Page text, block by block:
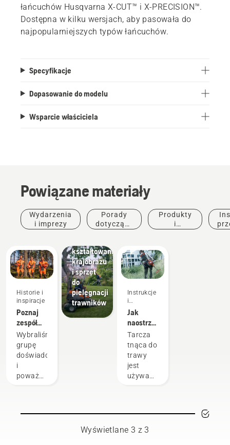
łańcuchów Husqvarna X-CUT™ i X-PRECISION™.
Dostępna w kilku wersjach, aby pasowała do
najpopularniejszych typów łańcuchów.
Specyfikacje
Dopasowanie do modelu
Wsparcie właściciela
Powiązane materiały
Wydarzenia
i imprezy
Porady
dotyczące
Produkty
i
Historie i
inspiracje
Poznaj
zespół
Husqvarna
H-Team
—
naszych
najbardziej
Wybraliśmy
grupę
doświadczonych
i
poważanych
najlepszych
Narzędzia
do
kształtowania
krajobrazu,
komercyjny
kształtowania
krajobrazu
i sprzęt
do
pielęgnacji
trawników
Instrukcje
i
przewodniki
Jak
naostrzyć
tarczę
tnącą do
trawy
Tarcza
tnąca do
trawy
jest
używana
gęstszej
trawy,
Wyświetlane 3 z 3